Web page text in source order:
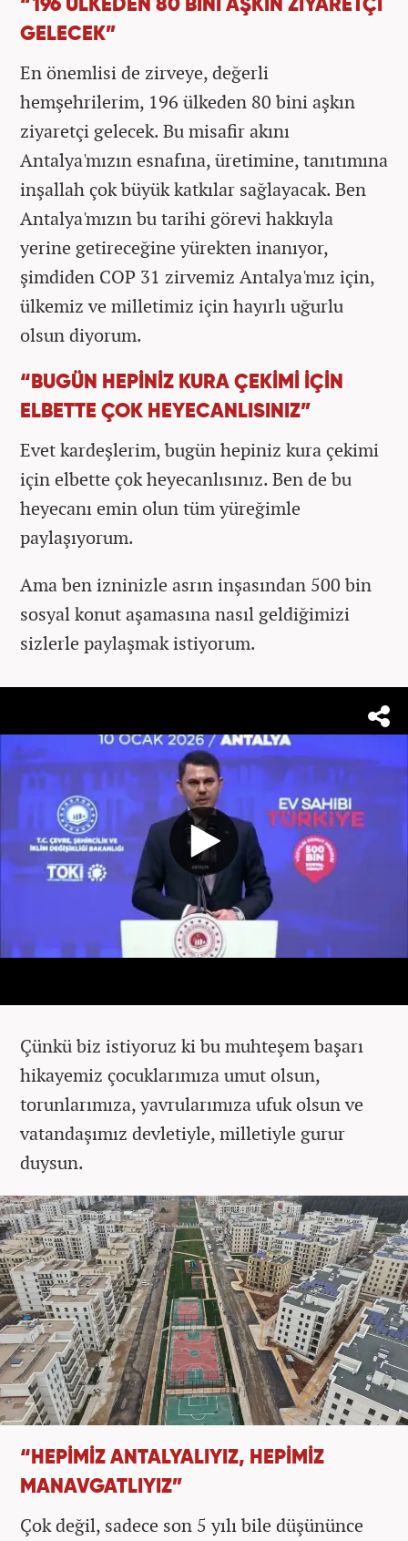
“196 ÜLKEDEN 80 BİNİ AŞKIN ZİYARETÇİ
GELECEK”
En önemlisi de zirveye, değerli
hemşehrilerim, 196 ülkeden 80 bini aşkın
ziyaretçi gelecek. Bu misafir akını
Antalya'mızın esnafına, üretimine, tanıtımına
inşallah çok büyük katkılar sağlayacak. Ben
Antalya'mızın bu tarihi görevi hakkıyla
yerine getireceğine yürekten inanıyor,
şimdiden COP 31 zirvemiz Antalya'mız için,
ülkemiz ve milletimiz için hayırlı uğurlu
olsun diyorum.
“BUGÜN HEPİNİZ KURA ÇEKİMİ İÇİN
ELBETTE ÇOK HEYECANLISINIZ”
Evet kardeşlerim, bugün hepiniz kura çekimi
için elbette çok heyecanlısınız. Ben de bu
heyecanı emin olun tüm yüreğimle
paylaşıyorum.
Ama ben izninizle asrın inşasından 500 bin
sosyal konut aşamasına nasıl geldiğimizi
sizlerle paylaşmak istiyorum.
Çünkü biz istiyoruz ki bu muhteşem başarı
hikayemiz çocuklarımıza umut olsun,
torunlarımıza, yavrularımıza ufuk olsun ve
vatandaşımız devletiyle, milletiyle gurur
duysun.
“HEPİMİZ ANTALYALIYIZ, HEPİMİZ
MANAVGATLIYIZ”
Çok değil, sadece son 5 yılı bile düşününce